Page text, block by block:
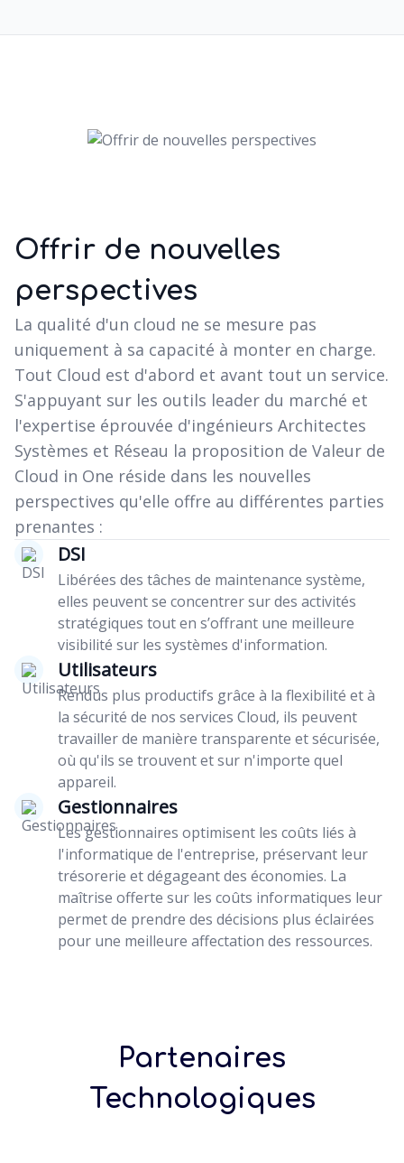
Offrir de nouvelles
perspectives
La qualité d'un cloud ne se mesure pas
uniquement à sa capacité à monter en charge.
Tout Cloud est d'abord et avant tout un service.
S'appuyant sur les outils leader du marché et
l'expertise éprouvée d'ingénieurs Architectes
Systèmes et Réseau la proposition de Valeur de
Cloud in One réside dans les nouvelles
perspectives qu'elle offre au différentes parties
prenantes :
DSI
Libérées des tâches de maintenance système,
elles peuvent se concentrer sur des activités
stratégiques tout en s’offrant une meilleure
visibilité sur les systèmes d'information.
Utilisateurs
Rendus plus productifs grâce à la flexibilité et à
la sécurité de nos services Cloud, ils peuvent
travailler de manière transparente et sécurisée,
où qu'ils se trouvent et sur n'importe quel
appareil.
Gestionnaires
Les gestionnaires optimisent les coûts liés à
l'informatique de l'entreprise, préservant leur
trésorerie et dégageant des économies. La
maîtrise offerte sur les coûts informatiques leur
permet de prendre des décisions plus éclairées
pour une meilleure affectation des ressources.
Partenaires
Technologiques